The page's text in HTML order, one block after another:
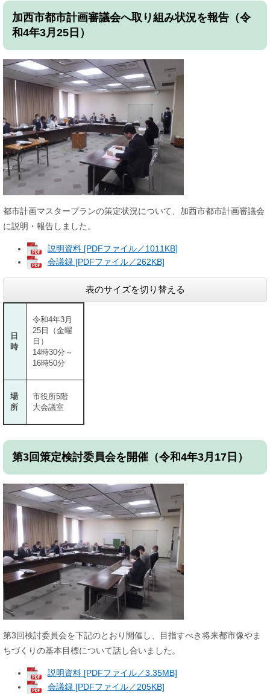
加西市都市計画審議会へ取り組み状況を報告（令
和4年3月25日）
都市計画マスタープランの策定状況について、加西市都市計画審議会
に説明・報告しました。
説明資料 [PDFファイル／1011KB]
会議録 [PDFファイル／262KB]
表のサイズを切り替える
日
時
令和4年3月
25日（金曜
日）
14時30分～
16時50分
場
所
市役所5階
大会議室
第3回策定検討委員会を開催（令和4年3月17日）
第3回検討委員会を下記のとおり開催し、目指すべき将来都市像やま
ちづくりの基本目標について話し合いました。
説明資料 [PDFファイル／3.35MB]
会議録 [PDFファイル／205KB]